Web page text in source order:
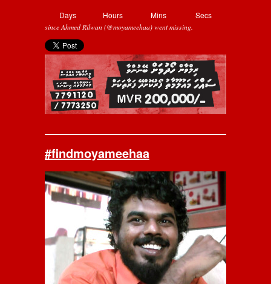
Days Hours Mins Secs
since Ahmed Rilwan (@moyameehaa) went missing.
#findmoyameehaa